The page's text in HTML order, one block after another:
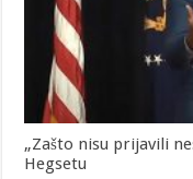
„Zašto nisu prijavili
Hegsetu